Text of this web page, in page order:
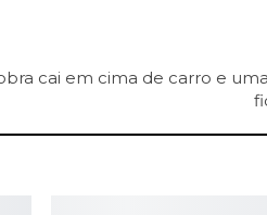
cai em cima de carro e